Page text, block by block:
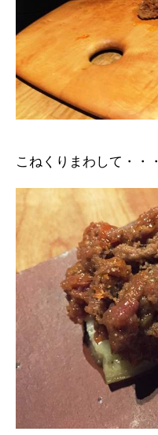
こねくりまわして・・・